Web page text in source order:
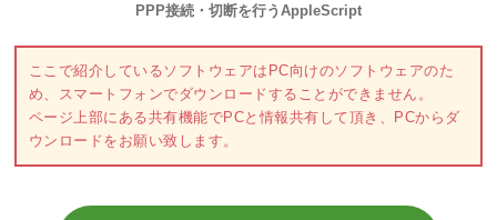
PPP接続・切断を行うAppleScript
ここで紹介しているソフトウェアはPC向けのソフトウェアのた
め、スマートフォンでダウンロードすることができません。
ページ上部にある共有機能でPCと情報共有して頂き、PCからダ
ウンロードをお願い致します。